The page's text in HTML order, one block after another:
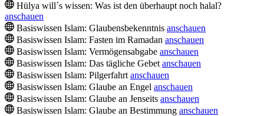
Hülya will´s wissen: Was ist den überhaupt noch halal?
anschauen
Basiswissen Islam: Glaubensbekenntnis anschauen
Basiswissen Islam: Fasten im Ramadan anschauen
Basiswissen Islam: Vermögensabgabe anschauen
Basiswissen Islam: Das tägliche Gebet anschauen
Basiswissen Islam: Pilgerfahrt anschauen
Basiswissen Islam: Glaube an Engel anschauen
Basiswissen Islam: Glaube an Jenseits anschauen
Basiswissen Islam: Glaube an Bestimmung anschauen